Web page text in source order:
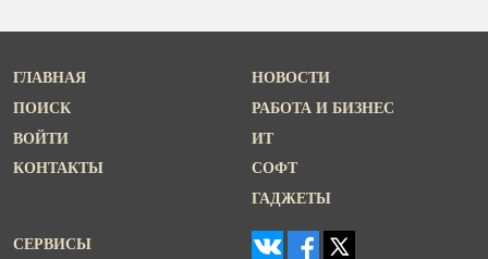
ГЛАВНАЯ
ПОИСК
ВОЙТИ
КОНТАКТЫ
НОВОСТИ
РАБОТА И БИЗНЕС
ИТ
СОФТ
ГАДЖЕТЫ
СЕРВИСЫ